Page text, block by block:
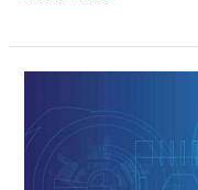
koodin
lisäsääntelylle
laajaa